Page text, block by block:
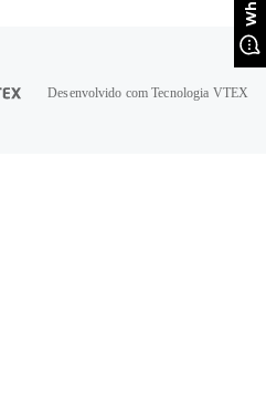
Desenvolvido com Tecnologia VTEX